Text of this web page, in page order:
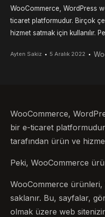
WooCommerce, WordPress
ticaret platformudur. Birçok
hizmet satmak için kullanılır.
Ayten Sakiz 5 Aralık 2022
WooCommerce,
bir e-ticaret
tarafından ürün ve
Peki, WooCommerce
WooCommerce ürünleri,
saklanır. Bu, sayfalar,
olmak üzere web